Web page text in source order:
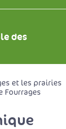
des
et les prairies
Fourrages